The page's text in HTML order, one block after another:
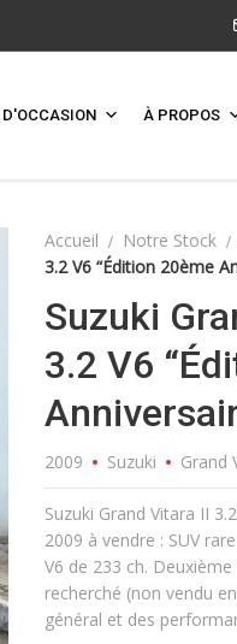
À PROPOS
Accueil Notre Stock
3.2 V6 “Édition 20ème
Suzuki
3.2 V6
2009 Suzuki Grand
Suzuki Grand Vitara II
2009 à vendre : SUV
V6 de 233 ch.
recherché (non vendu
général et des